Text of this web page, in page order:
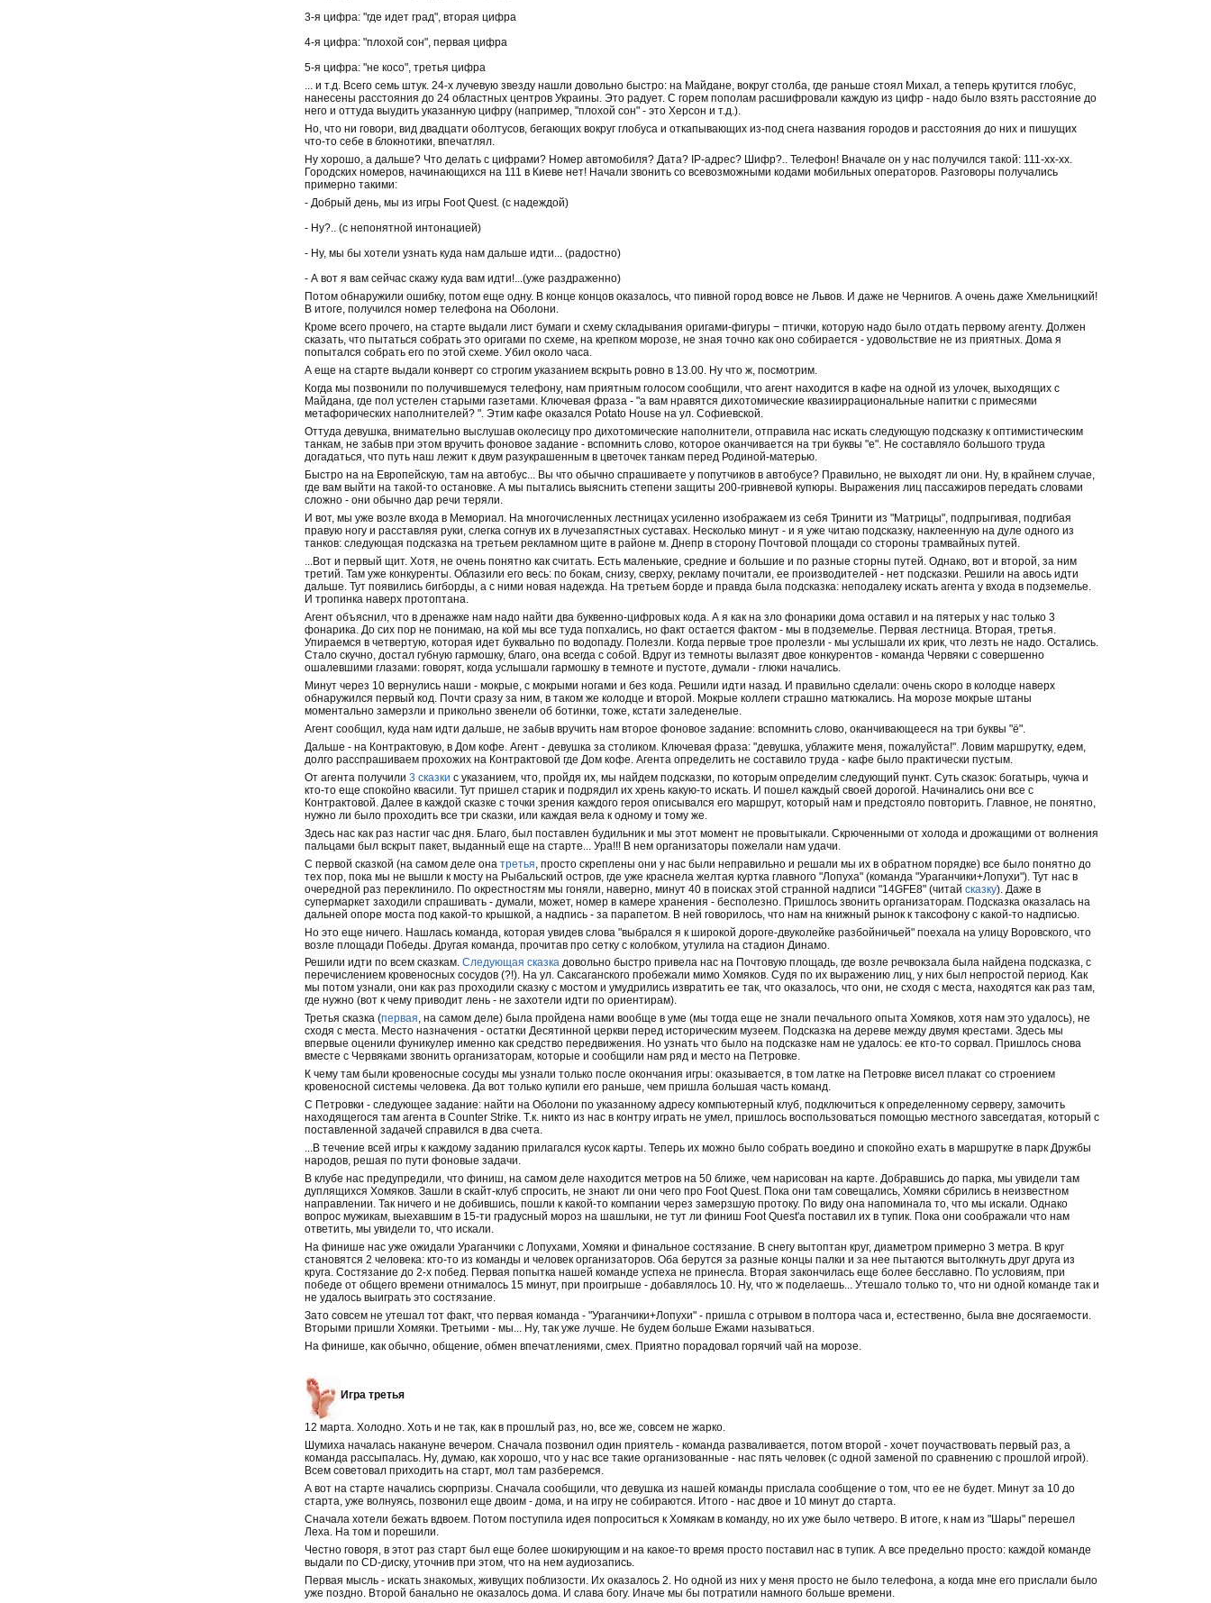
3-я цифра: "где идет град", вторая цифра
4-я цифра: "плохой сон", первая цифра
5-я цифра: "не косо", третья цифра
... и т.д. Всего семь штук. 24-х лучевую звезду нашли довольно быстро: на Майдане, вокруг столба, где раньше стоял Михал, а теперь крутится глобус,
нанесены расстояния до 24 областных центров Украины. Это радует. С горем пополам расшифровали каждую из цифр - надо было взять расстояние до
него и оттуда выудить указанную цифру (например, "плохой сон" - это Херсон и т.д.).
Но, что ни говори, вид двадцати оболтусов, бегающих вокруг глобуса и откапывающих из-под снега названия городов и расстояния до них и пишущих
что-то себе в блокнотики, впечатлял.
Ну хорошо, а дальше? Что делать с цифрами? Номер автомобиля? Дата? IP-адрес? Шифр?.. Телефон! Вначале он у нас получился такой: 111-хх-хх.
Городских номеров, начинающихся на 111 в Киеве нет! Начали звонить со всевозможными кодами мобильных операторов. Разговоры получались
примерно такими:
- Добрый день, мы из игры Foot Quest. (с надеждой)
- Ну?.. (с непонятной интонацией)
- Ну, мы бы хотели узнать куда нам дальше идти... (радостно)
- А вот я вам сейчас скажу куда вам идти!...(уже раздраженно)
Потом обнаружили ошибку, потом еще одну. В конце концов оказалось, что пивной город вовсе не Львов. И даже не Чернигов. А очень даже Хмельницкий!
В итоге, получился номер телефона на Оболони.
Кроме всего прочего, на старте выдали лист бумаги и схему складывания оригами-фигуры − птички, которую надо было отдать первому агенту. Должен
сказать, что пытаться собрать это оригами по схеме, на крепком морозе, не зная точно как оно собирается - удовольствие не из приятных. Дома я
попытался собрать его по этой схеме. Убил около часа.
А еще на старте выдали конверт со строгим указанием вскрыть ровно в 13.00. Ну что ж, посмотрим.
Когда мы позвонили по получившемуся телефону, нам приятным голосом сообщили, что агент находится в кафе на одной из улочек, выходящих с
Майдана, где пол устелен старыми газетами. Ключевая фраза - "а вам нравятся дихотомические квазииррациональные напитки с примесями
метафорических наполнителей? ". Этим кафе оказался Potato House на ул. Софиевской.
Оттуда девушка, внимательно выслушав околесицу про дихотомические наполнители, отправила нас искать следующую подсказку к оптимистическим
танкам, не забыв при этом вручить фоновое задание - вспомнить слово, которое оканчивается на три буквы "е". Не составляло большого труда
догадаться, что путь наш лежит к двум разукрашенным в цветочек танкам перед Родиной-матерью.
Быстро на на Европейскую, там на автобус... Вы что обычно спрашиваете у попутчиков в автобусе? Правильно, не выходят ли они. Ну, в крайнем случае,
где вам выйти на такой-то остановке. А мы пытались выяснить степени защиты 200-гривневой купюры. Выражения лиц пассажиров передать словами
сложно - они обычно дар речи теряли.
И вот, мы уже возле входа в Мемориал. На многочисленных лестницах усиленно изображаем из себя Тринити из "Матрицы", подпрыгивая, подгибая
правую ногу и расставляя руки, слегка согнув их в лучезапястных суставах. Несколько минут - и я уже читаю подсказку, наклеенную на дуле одного из
танков: следующая подсказка на третьем рекламном щите в районе м. Днепр в сторону Почтовой площади со стороны трамвайных путей.
...Вот и первый щит. Хотя, не очень понятно как считать. Есть маленькие, средние и большие и по разные сторны путей. Однако, вот и второй, за ним
третий. Там уже конкуренты. Облазили его весь: по бокам, снизу, сверху, рекламу почитали, ее производителей - нет подсказки. Решили на авось идти
дальше. Тут появились бигборды, а с ними новая надежда. На третьем борде и правда была подсказка: неподалеку искать агента у входа в подземелье.
И тропинка наверх протоптана.
Агент объяснил, что в дренажке нам надо найти два буквенно-цифровых кода. А я как на зло фонарики дома оставил и на пятерых у нас только 3
фонарика. До сих пор не понимаю, на кой мы все туда попхались, но факт остается фактом - мы в подземелье. Первая лестница. Вторая, третья.
Упираемся в четвертую, которая идет буквально по водопаду. Полезли. Когда первые трое пролезли - мы услышали их крик, что лезть не надо. Остались.
Стало скучно, достал губную гармошку, благо, она всегда с собой. Вдруг из темноты вылазят двое конкурентов - команда Червяки с совершенно
ошалевшими глазами: говорят, когда услышали гармошку в темноте и пустоте, думали - глюки начались.
Минут через 10 вернулись наши - мокрые, с мокрыми ногами и без кода. Решили идти назад. И правильно сделали: очень скоро в колодце наверх
обнаружился первый код. Почти сразу за ним, в таком же колодце и второй. Мокрые коллеги страшно матюкались. На морозе мокрые штаны
моментально замерзли и прикольно звенели об ботинки, тоже, кстати заледенелые.
Агент сообщил, куда нам идти дальше, не забыв вручить нам второе фоновое задание: вспомнить слово, оканчивающееся на три буквы "ё".
Дальше - на Контрактовую, в Дом кофе. Агент - девушка за столиком. Ключевая фраза: "девушка, ублажите меня, пожалуйста!". Ловим маршрутку, едем,
долго расспрашиваем прохожих на Контрактовой где Дом кофе. Агента определить не составило труда - кафе было практически пустым.
От агента получили 3 сказки с указанием, что, пройдя их, мы найдем подсказки, по которым определим следующий пункт. Суть сказок: богатырь, чукча и
кто-то еще спокойно квасили. Тут пришел старик и подрядил их хрень какую-то искать. И пошел каждый своей дорогой. Начинались они все с
Контрактовой. Далее в каждой сказке с точки зрения каждого героя описывался его маршрут, который нам и предстояло повторить. Главное, не понятно,
нужно ли было проходить все три сказки, или каждая вела к одному и тому же.
Здесь нас как раз настиг час дня. Благо, был поставлен будильник и мы этот момент не провытыкали. Скрюченными от холода и дрожащими от волнения
пальцами был вскрыт пакет, выданный еще на старте... Ура!!! В нем организаторы пожелали нам удачи.
С первой сказкой (на самом деле она третья , просто скреплены они у нас были неправильно и решали мы их в обратном порядке) все было понятно до
тех пор, пока мы не вышли к мосту на Рыбальский остров, где уже краснела желтая куртка главного "Лопуха" (команда "Ураганчики+Лопухи"). Тут нас в
очередной раз переклинило. По окрестностям мы гоняли, наверно, минут 40 в поисках этой странной надписи "14GFE8" (читай сказку). Даже в
супермаркет заходили спрашивать - думали, может, номер в камере хранения - бесполезно. Пришлось звонить организаторам. Подсказка оказалась на
дальней опоре моста под какой-то крышкой, а надпись - за парапетом. В ней говорилось, что нам на книжный рынок к таксофону с какой-то надписью.
Но это еще ничего. Нашлась команда, которая увидев слова "выбрался я к широкой дороге-двуколейке разбойничьей" поехала на улицу Воровского, что
возле площади Победы. Другая команда, прочитав про сетку с колобком, утулила на стадион Динамо.
Решили идти по всем сказкам. Следующая сказкадовольно быстро привела нас на Почтовую площадь, где возле речвокзала была найдена подсказка, с
перечислением кровеносных сосудов (?!). На ул. Саксаганского пробежали мимо Хомяков. Судя по их выражению лиц, у них был непростой период. Как
мы потом узнали, они как раз проходили сказку с мостом и умудрились извратить ее так, что оказалось, что они, не сходя с места, находятся как раз там,
где нужно (вот к чему приводит лень - не захотели идти по ориентирам).
Третья сказка (первая, на самом деле) была пройдена нами вообще в уме (мы тогда еще не знали печального опыта Хомяков, хотя нам это удалось), не
сходя с места. Место назначения - остатки Десятинной церкви перед историческим музеем. Подсказка на дереве между двумя крестами. Здесь мы
впервые оценили фуникулер именно как средство передвижения. Но узнать что было на подсказке нам не удалось: ее кто-то сорвал. Пришлось снова
вместе с Червяками звонить организаторам, которые и сообщили нам ряд и место на Петровке.
К чему там были кровеносные сосуды мы узнали только после окончания игры: оказывается, в том латке на Петровке висел плакат со строением
кровеносной системы человека. Да вот только купили его раньше, чем пришла большая часть команд.
С Петровки - следующее задание: найти на Оболони по указанному адресу компьютерный клуб, подключиться к определенному серверу, замочить
находящегося там агента в Counter Strike. Т.к. никто из нас в контру играть не умел, пришлось воспользоваться помощью местного завсегдатая, который с
поставленной задачей справился в два счета.
...В течение всей игры к каждому заданию прилагался кусок карты. Теперь их можно было собрать воедино и спокойно ехать в маршрутке в парк Дружбы
народов, решая по пути фоновые задачи.
В клубе нас предупредили, что финиш, на самом деле находится метров на 50 ближе, чем нарисован на карте. Добравшись до парка, мы увидели там
дуплящихся Хомяков. Зашли в скайт-клуб спросить, не знают ли они чего про Foot Quest. Пока они там совещались, Хомяки сбрились в неизвестном
направлении. Так ничего и не добившись, пошли к какой-то компании через замерзшую протоку. По виду она напоминала то, что мы искали. Однако
вопрос мужикам, выехавшим в 15-ти градусный мороз на шашлыки, не тут ли финиш Foot Quest'а поставил их в тупик. Пока они соображали что нам
ответить, мы увидели то, что искали.
На финише нас уже ожидали Ураганчики с Лопухами, Хомяки и финальное состязание. В снегу вытоптан круг, диаметром примерно 3 метра. В круг
становятся 2 человека: кто-то из команды и человек организаторов. Оба берутся за разные концы палки и за нее пытаются вытолкнуть друг друга из
круга. Состязание до 2-х побед. Первая попытка нашей команде успеха не принесла. Вторая закончилась еще более бесславно. По условиям, при
победе от общего времени отнималось 15 минут, при проигрыше - добавлялось 10. Ну, что ж поделаешь... Утешало только то, что ни одной команде так и
не удалось выиграть это состязание.
Зато совсем не утешал тот факт, что первая команда - "Ураганчики+Лопухи" - пришла с отрывом в полтора часа и, естественно, была вне досягаемости.
Вторыми пришли Хомяки. Третьими - мы... Ну, так уже лучше. Не будем больше Ежами называться.
На финише, как обычно, общение, обмен впечатлениями, смех. Приятно порадовал горячий чай на морозе.
Игра третья
12 марта. Холодно. Хоть и не так, как в прошлый раз, но, все же, совсем не жарко.
Шумиха началась накануне вечером. Сначала позвонил один приятель - команда разваливается, потом второй - хочет поучаствовать первый раз, а
команда рассыпалась. Ну, думаю, как хорошо, что у нас все такие организованные - нас пять человек (с одной заменой по сравнению с прошлой игрой).
Всем советовал приходить на старт, мол там разберемся.
А вот на старте начались сюрпризы. Сначала сообщили, что девушка из нашей команды прислала сообщение о том, что ее не будет. Минут за 10 до
старта, уже волнуясь, позвонил еще двоим - дома, и на игру не собираются. Итого - нас двое и 10 минут до старта.
Сначала хотели бежать вдвоем. Потом поступила идея попроситься к Хомякам в команду, но их уже было четверо. В итоге, к нам из "Шары" перешел
Леха. На том и порешили.
Честно говоря, в этот раз старт был еще более шокирующим и на какое-то время просто поставил нас в тупик. А все предельно просто: каждой команде
выдали по CD-диску, уточнив при этом, что на нем аудиозапись.
Первая мысль - искать знакомых, живущих поблизости. Их оказалось 2. Но одной из них у меня просто не было телефона, а когда мне его прислали было
уже поздно. Второй банально не оказалось дома. И слава богу. Иначе мы бы потратили намного больше времени.